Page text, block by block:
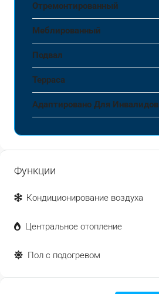
Отремонтированный
Меблированный
Подвал
Терраса
Адаптировано Для Инвалидов
Функции
Кондиционирование воздуха
Центральное отопление
Пол с подогревом